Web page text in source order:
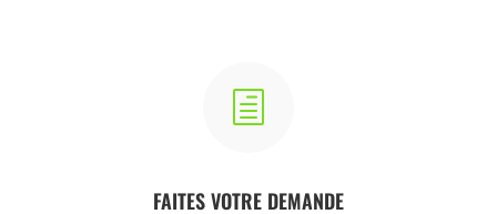
h
FAITES VOTRE DEMANDE